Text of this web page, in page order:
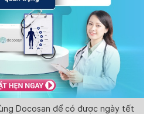
Docosan để có được ngày tết